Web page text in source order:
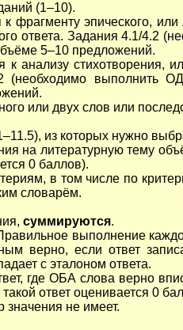
(1–10).
фрагменту эпического, или
ответа. Задания 4.1/4.2
5–10 предложений.
к анализу стихотворения,
(необходимо выполнить
или двух слов или
из которых нужно
на литературную тему
0 баллов).
в том числе по
словарём.
суммируются.
выполнение
верно, если ответ
с эталоном ответа.
где ОБА слова верно
ответ оценивается 0
значения не имеет.